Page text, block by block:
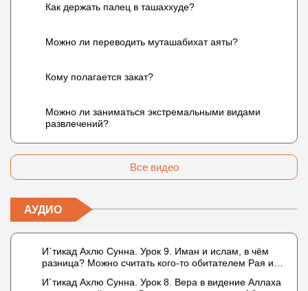
Как держать палец в ташаххуде?
Можно ли переводить муташабихат аяты?
Кому полагается закат?
Можно ли заниматься экстремальными видами
развлечений?
Все видео
АУДИО
И`тикад Ахлю Сунна. Урок 9. Иман и ислам, в чём
разница? Можно считать кого-то обитателем Рая или
И`тикад Ахлю Сунна. Урок 8. Вера в видение Аллаха